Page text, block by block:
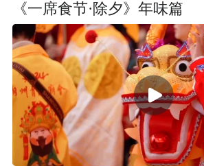
《一席食节·除夕》年味篇